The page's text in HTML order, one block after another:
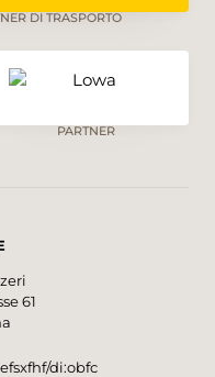
DI TRASPORTO
PARTNER
61
di:obfc